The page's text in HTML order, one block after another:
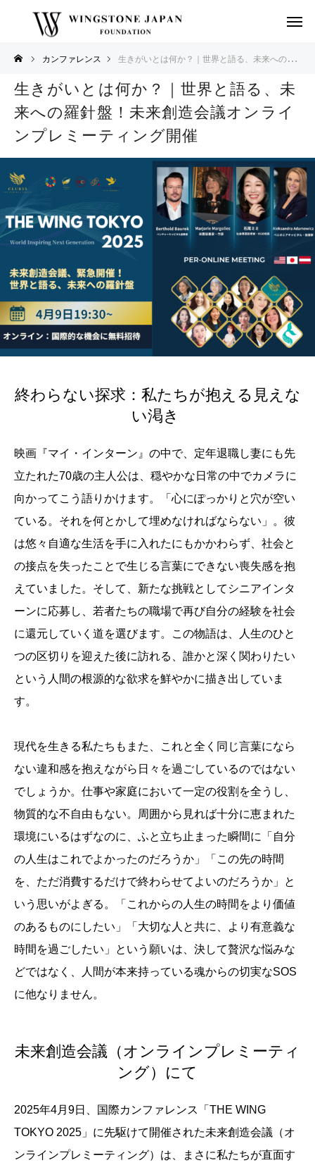
カンファレンス 生きがいとは何か？｜世界と語る、未来への羅針盤！未来創造会議オンラインプレミーティング開催
生きがいとは何か？｜世界と語る、未
来への羅針盤！未来創造会議オンライ
ンプレミーティング開催
終わらない探求：私たちが抱える見えな
い渇き
映画『マイ・インターン』の中で、定年退職し妻にも先
立たれた70歳の主人公は、穏やかな日常の中でカメラに
向かってこう語りかけます。「心にぽっかりと穴が空い
ている。それを何とかして埋めなければならない」。彼
は悠々自適な生活を手に入れたにもかかわらず、社会と
の接点を失ったことで生じる言葉にできない喪失感を抱
えていました。そして、新たな挑戦としてシニアインタ
ーンに応募し、若者たちの職場で再び自分の経験を社会
に還元していく道を選びます。この物語は、人生のひと
つの区切りを迎えた後に訪れる、誰かと深く関わりたい
という人間の根源的な欲求を鮮やかに描き出していま
す。
現代を生きる私たちもまた、これと全く同じ言葉になら
ない違和感を抱えながら日々を過ごしているのではない
でしょうか。仕事や家庭において一定の役割を全うし、
物質的な不自由もない。周囲から見れば十分に恵まれた
環境にいるはずなのに、ふと立ち止まった瞬間に「自分
の人生はこれでよかったのだろうか」「この先の時間
を、ただ消費するだけで終わらせてよいのだろうか」と
いう思いがよぎる。「これからの人生の時間をより価値
のあるものにしたい」「大切な人と共に、より有意義な
時間を過ごしたい」という願いは、決して贅沢な悩みな
どではなく、人間が本来持っている魂からの切実なSOS
に他なりません。
未来創造会議（オンラインプレミーティ
ング）にて
2025年4月9日、国際カンファレンス「THE WING
TOKYO 2025」に先駆けて開催された未来創造会議（オ
ンラインプレミーティング）は、まさに私たちが直面す